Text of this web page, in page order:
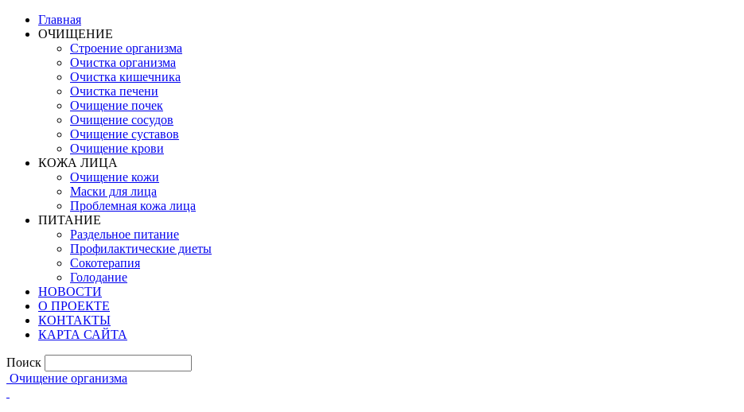
Главная
ОЧИЩЕНИЕ
Строение организма
Очистка организма
Очистка кишечника
Очистка печени
Очищение почек
Очищение сосудов
Очищение суставов
Очищение крови
КОЖА ЛИЦА
Очищение кожи
Маски для лица
Проблемная кожа лица
ПИТАНИЕ
Раздельное питание
Профилактические диеты
Сокотерапия
Голодание
НОВОСТИ
О ПРОЕКТЕ
КОНТАКТЫ
КАРТА САЙТА
Поиск
Очищение организма